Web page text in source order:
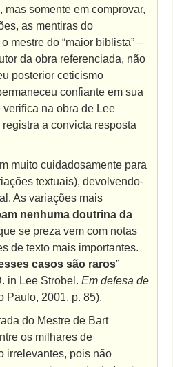
mas somente em comprovar,
as mentiras do
mestre do “maior biblista” –
da obra referenciada, não
posterior ceticismo
confiante em sua
na obra de Lee
a convicta resposta
muito cuidadosamente para
textuais), devolvendo-
As variações mais
nenhuma doutrina da
se preza vem com notas
de texto mais importantes.
casos são raros”
in Lee Strobel.Em defesa de
Paulo, 2001, p. 85).
do Mestre de Bart
os milhares de
irrelevantes, pois não